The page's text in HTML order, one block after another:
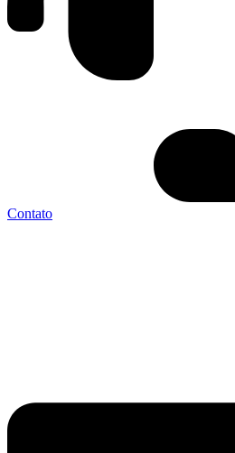
Contato